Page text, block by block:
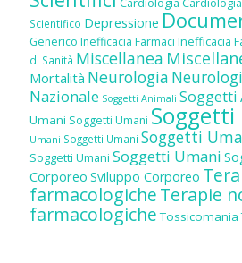
Scientifico Depressione
Generico Inefficacia Farmaci Inefficacia
di Sanità Miscellanea
Mortalità Neurologia
Nazionale Soggetti Animali Soggetti
Umani Soggetti Umani Soggetti
Umani Soggetti Umani Soggetti
Soggetti Umani Soggetti Umani
Corporeo Sviluppo Corporeo
farmacologicheTerapie
farmacologiche Tossicomania